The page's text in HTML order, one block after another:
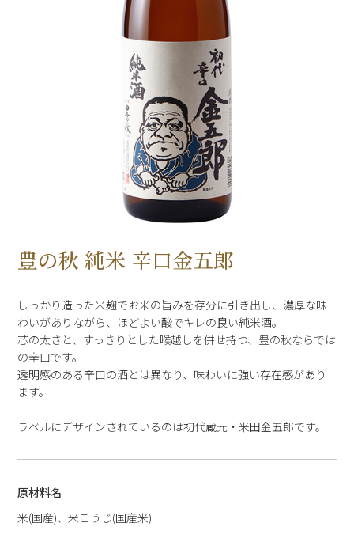
豊の秋 純米 辛口金五郎
しっかり造った米麹でお米の旨みを存分に引き出し、濃厚な味
わいがありながら、ほどよい酸でキレの良い純米酒。
芯の太さと、すっきりとした喉越しを併せ持つ、豊の秋ならでは
の辛口です。
透明感のある辛口の酒とは異なり、味わいに強い存在感があり
ます。
ラベルにデザインされているのは初代蔵元・米田金五郎です。
原材料名
米(国産)、米こうじ(国産米)